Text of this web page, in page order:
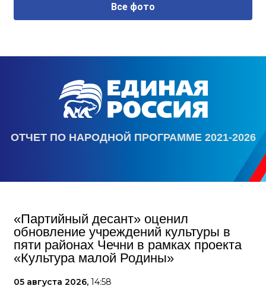
Все фото
ОТЧЕТ ПО НАРОДНОЙ ПРОГРАММЕ 2021-2026
«Партийный десант» оценил
обновление учреждений культуры в
пяти районах Чечни в рамках проекта
«Культура малой Родины»
05 августа 2026, 14:58